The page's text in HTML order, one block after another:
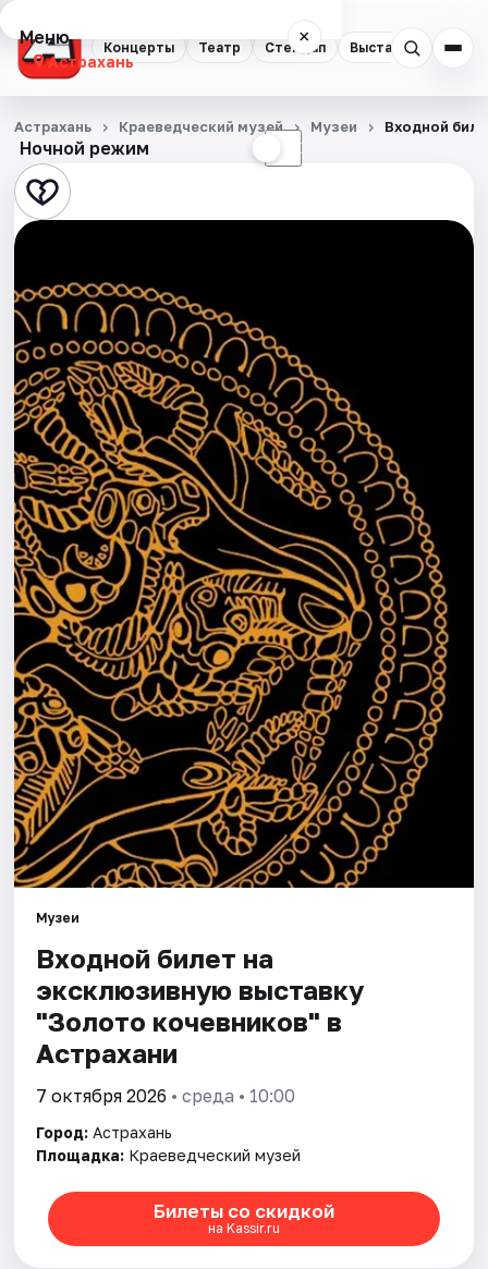
Концерты Театр Стендап Выставки
Меню ×
Астрахань
Концерты
Театр
Стендап
Квесты
Экскурсии
Спорт
События
Города
Площадки
Артисты
Рейтинги
Ночной режим ☾
Астрахань Краеведческий музей Музеи Входной
Музеи
Входной билет на
эксклюзивную выставку
"Золото кочевников" в
Астрахани
7 октября 2026 • среда • 10:00
Город: Астрахань
Площадка: Краеведческий музей
Билеты со скидкой
на Kassir.ru